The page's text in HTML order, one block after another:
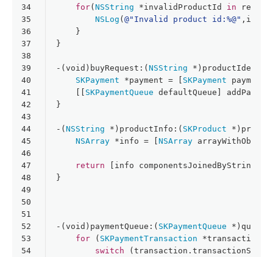
34
35
36
37
38
39
40
41
42
43
44
45
46
47
48
49
50
51
52
53
54
for(NSString *invalidProductId in
NSLog (@"Invalid product id:%@"
    }
}
-(void )buyRequest:(NSString
SKPayment *payment = [ SKPayment
    [[
SKPaymentQueue defaultQueue]
}
-(NSString *)productInfo:( SKProduct
NSArray *info = [NSArray
return [info componentsJoinedByString:
}
-(void )paymentQueue:( SKPaymentQueue *)queue
for ( SKPaymentTransaction *transaction
switch